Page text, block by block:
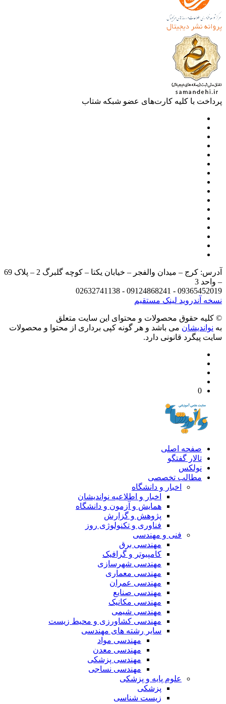
با کلیه کارت‌های عضو شبکه شتاب
آدرس: کرج – میدان والفجر – خیابان یکتا – کوچه گلبرگ 2 – پلاک 69
3
09365452019 - 09124868241 -
آندرویدلینک مستقیم
حقوق محصولات و محتوای اين سایت متعلق
می باشد و هر گونه کپی برداری از محتوا و محصولات
پیگرد قانونی دارد.
صفحه اصلی
تالار گفتگو
نولکس
مطالب تخصصی
اخبار و دانشگاه
اخبار و اطلاعیه نواندیشان
همایش و آزمون و دانشگاه
پژوهش و گزارش
فناوری و تکنولوژی روز
فنی و مهندسی
مهندسی برق
کامپیوتر و گرافیک
مهندسی شهرسازی
مهندسی معماری
مهندسی عمران
مهندسی صنایع
مهندسی مکانیک
مهندسی شیمی
مهندسی کشاورزی و محیط زیست
سایر رشته های مهندسی
مهندسی مواد
مهندسی معدن
مهندسی پزشکی
مهندسی نساجی
علوم پایه و پزشکی
پزشکی
زیست شناسی